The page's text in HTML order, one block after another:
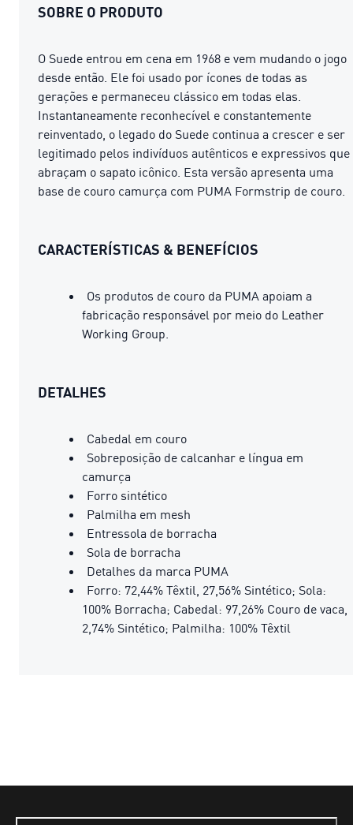
SOBRE O PRODUTO
O Suede entrou em cena em 1968 e vem mudando o jogo
desde então. Ele foi usado por ícones de todas as
gerações e permaneceu clássico em todas elas.
Instantaneamente reconhecível e constantemente
reinventado, o legado do Suede continua a crescer e ser
legitimado pelos indivíduos autênticos e expressivos que
abraçam o sapato icônico. Esta versão apresenta uma
base de couro camurça com PUMA Formstrip de couro.
CARACTERÍSTICAS & BENEFÍCIOS
Os produtos de couro da PUMA apoiam a
fabricação responsável por meio do Leather
Working Group.
DETALHES
Cabedal em couro
Sobreposição de calcanhar e língua em
camurça
Forro sintético
Palmilha em mesh
Entressola de borracha
Sola de borracha
Detalhes da marca PUMA
Forro: 72,44% Têxtil, 27,56% Sintético; Sola:
100% Borracha; Cabedal: 97,26% Couro de vaca,
2,74% Sintético; Palmilha: 100% Têxtil